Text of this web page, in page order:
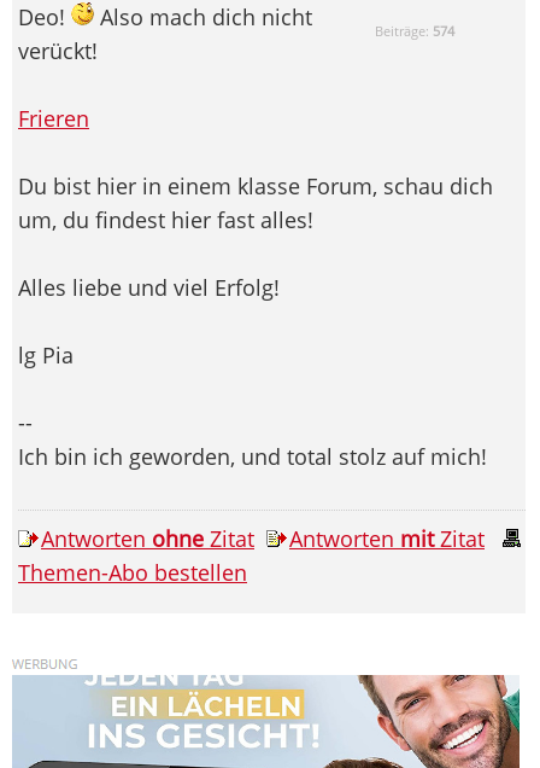
Beiträge: 574
Deo!
Also mach dich nicht
verückt!
Frieren
Du bist hier in einem klasse Forum, schau dich
um, du findest hier fast alles!
Alles liebe und viel Erfolg!
lg Pia
--
Ich bin ich geworden, und total stolz auf mich!
Antworten ohne Zitat Antworten mitZitat
Themen-Abo bestellen